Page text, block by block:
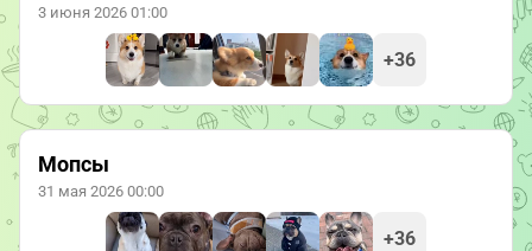
3 июня 2026 01:00
+36
Мопсы
31 мая 2026 00:00
+36